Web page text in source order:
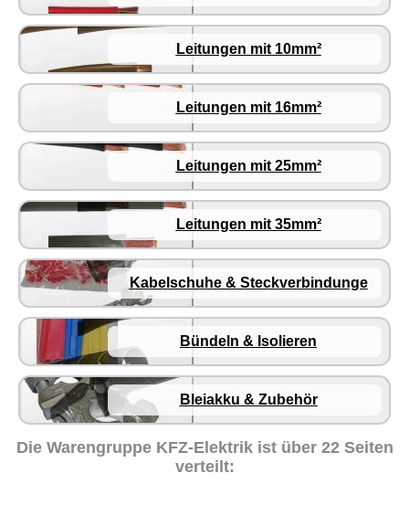
Leitungen mit 10mm²
Leitungen mit 16mm²
Leitungen mit 25mm²
Leitungen mit 35mm²
Kabelschuhe & Steckverbindunge
Bündeln & Isolieren
Bleiakku & Zubehör
Die Warengruppe KFZ-Elektrikist über 22 Seiten
verteilt: